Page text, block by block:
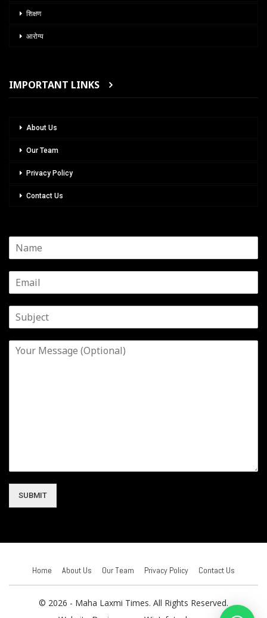
शिक्षण
आरोग्य
IMPORTANT LINKS
About Us
Our Team
Privacy Policy
Contact Us
SUBMIT
Home About Us Our Team Privacy Policy Contact Us
© 2026 - Maha Laxmi Times. All Rights Reserved.